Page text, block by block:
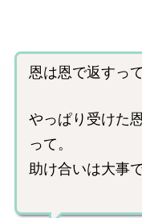
恩は恩で返すっ
やっぱり受けた
って。
助け合いは大事